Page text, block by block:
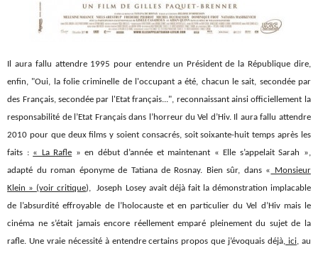
Il aura fallu attendre 1995 pour entendre un Président de la République dire,
enfin, "Oui, la folie criminelle de l'occupant a été, chacun le sait, secondée par
des Français, secondée par l'Etat français...", reconnaissant ainsi officiellement la
responsabilité de l’Etat Français dans l’horreur du Vel d’Hiv. Il aura fallu attendre
2010 pour que deux films y soient consacrés, soit soixante-huit temps après les
faits : « La Rafle » en début d’année et maintenant « Elle s’appelait Sarah »,
adapté du roman éponyme de Tatiana de Rosnay. Bien sûr, dans «
Monsieur
Klein » (voir critique), Joseph Losey avait déjà fait la démonstration implacable
de l’absurdité effroyable de l’holocauste et en particulier du Vel d’Hiv mais le
cinéma ne s’était jamais encore réellement emparé pleinement du sujet de la
rafle. Une vraie nécessité à entendre certains propos que j’évoquais déjà, ici, au